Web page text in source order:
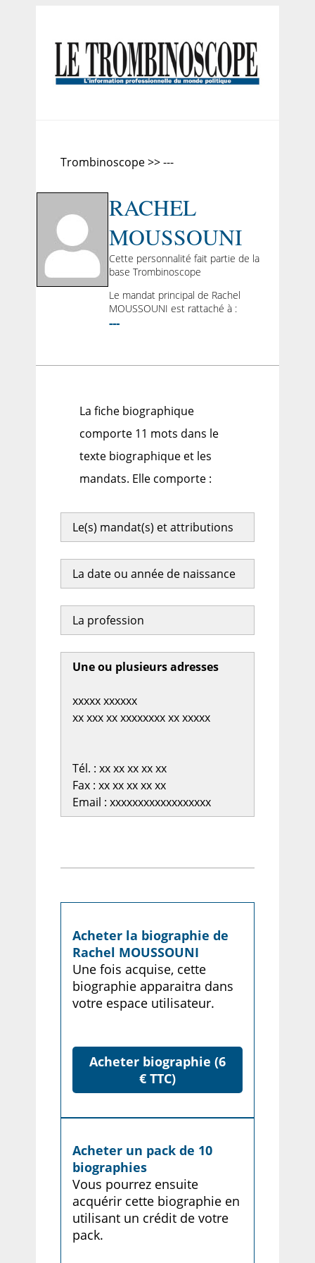
Trombinoscope >> ---
RACHEL
MOUSSOUNI
Cette personnalité fait partie de la
base Trombinoscope
Le mandat principal de Rachel
MOUSSOUNI est rattaché à :
---
La fiche biographique
comporte 11 mots dans le
texte biographique et les
mandats. Elle comporte :
Le(s) mandat(s) et attributions
La date ou année de naissance
La profession
Une ou plusieurs adresses
xxxxx xxxxxx
xx xxx xx xxxxxxxx xx xxxxx
Tél. : xx xx xx xx xx
Fax : xx xx xx xx xx
Email : xxxxxxxxxxxxxxxxxx
Acheter la biographie de
Rachel MOUSSOUNI
Une fois acquise, cette
biographie apparaitra dans
votre espace utilisateur.
Acheter biographie (6
€ TTC)
Acheter un pack de 10
biographies
Vous pourrez ensuite
acquérir cette biographie en
utilisant un crédit de votre
pack.